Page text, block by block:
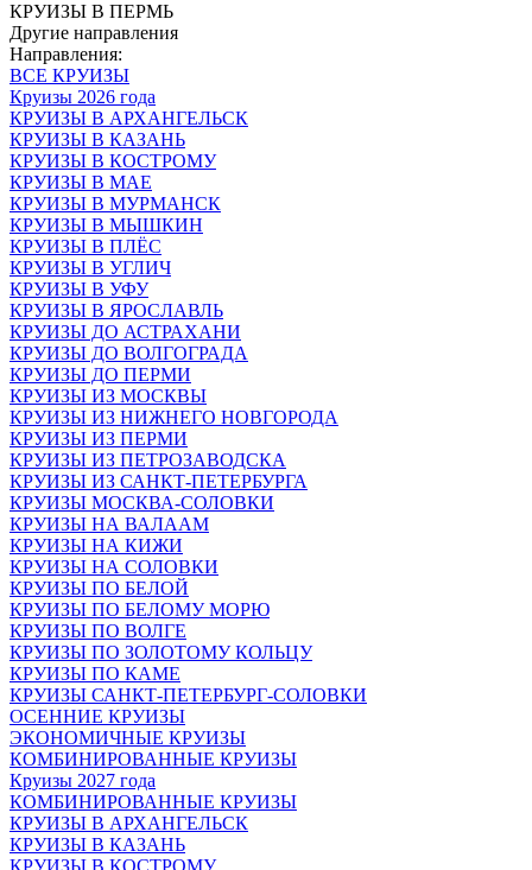
КРУИЗЫ В ПЕРМЬ
Другие направления
Направления:
ВСЕ КРУИЗЫ
Круизы 2026 года
КРУИЗЫ В АРХАНГЕЛЬСК
КРУИЗЫ В КАЗАНЬ
КРУИЗЫ В КОСТРОМУ
КРУИЗЫ В МАЕ
КРУИЗЫ В МУРМАНСК
КРУИЗЫ В МЫШКИН
КРУИЗЫ В ПЛЁС
КРУИЗЫ В УГЛИЧ
КРУИЗЫ В УФУ
КРУИЗЫ В ЯРОСЛАВЛЬ
КРУИЗЫ ДО АСТРАХАНИ
КРУИЗЫ ДО ВОЛГОГРАДА
КРУИЗЫ ДО ПЕРМИ
КРУИЗЫ ИЗ МОСКВЫ
КРУИЗЫ ИЗ НИЖНЕГО НОВГОРОДА
КРУИЗЫ ИЗ ПЕРМИ
КРУИЗЫ ИЗ ПЕТРОЗАВОДСКА
КРУИЗЫ ИЗ САНКТ-ПЕТЕРБУРГА
КРУИЗЫ МОСКВА-СОЛОВКИ
КРУИЗЫ НА ВАЛААМ
КРУИЗЫ НА КИЖИ
КРУИЗЫ НА СОЛОВКИ
КРУИЗЫ ПО БЕЛОЙ
КРУИЗЫ ПО БЕЛОМУ МОРЮ
КРУИЗЫ ПО ВОЛГЕ
КРУИЗЫ ПО ЗОЛОТОМУ КОЛЬЦУ
КРУИЗЫ ПО КАМЕ
КРУИЗЫ САНКТ-ПЕТЕРБУРГ-СОЛОВКИ
ОСЕННИЕ КРУИЗЫ
ЭКОНОМИЧНЫЕ КРУИЗЫ
КОМБИНИРОВАННЫЕ КРУИЗЫ
Круизы 2027 года
КОМБИНИРОВАННЫЕ КРУИЗЫ
КРУИЗЫ В АРХАНГЕЛЬСК
КРУИЗЫ В КАЗАНЬ
КРУИЗЫ В КОСТРОМУ